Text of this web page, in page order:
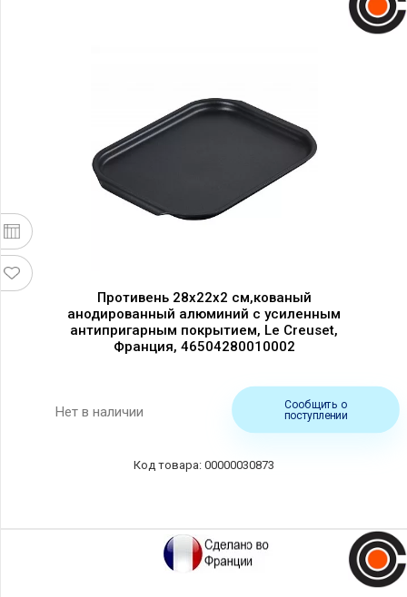
Противень 28х22х2 см,кованый
анодированный алюминий с усиленным
антипригарным покрытием, Le Creuset,
Франция, 46504280010002
Нет в наличии
Сообщить о
поступлении
00000030873